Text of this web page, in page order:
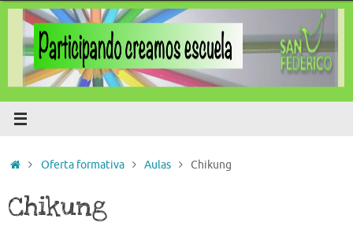
Saltar
contenido
InicioOferta formativa Aulas Chikung
Chikung